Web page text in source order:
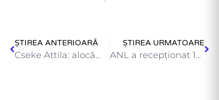
ȘTIREA ANTERIOARĂ
Cseke Attila: alocăm aproape 255 milioane de lei pentru consolidarea…
ȘTIREA URMATOARE
ANL a recepţionat 16 locuinţe pentru tineri în orașul Gătaia…